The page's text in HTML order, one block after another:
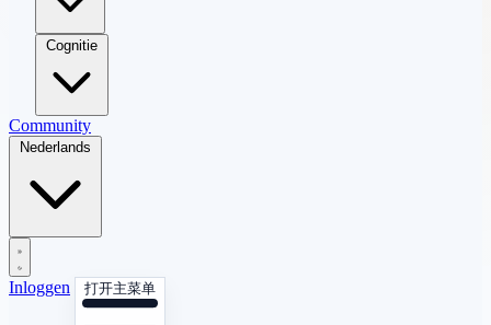
Cognitie
Community
Nederlands
Inloggen 打开主菜单